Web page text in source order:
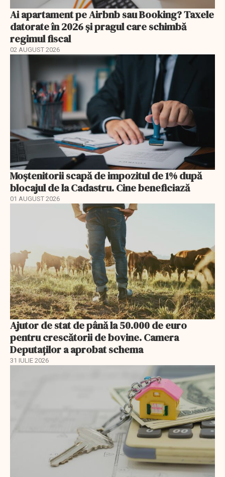
Ai apartament pe Airbnb sau Booking? Taxele
datorate în 2026 și pragul care schimbă
regimul fiscal
02 AUGUST 2026
Moștenitorii scapă de impozitul de 1% după
blocajul de la Cadastru. Cine beneficiază
01 AUGUST 2026
Ajutor de stat de până la 50.000 de euro
pentru crescătorii de bovine. Camera
Deputaților a aprobat schema
31 IULIE 2026